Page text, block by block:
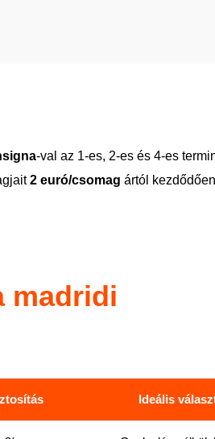
-val az 1-es, 2-es és 4-es
2 euró/csomag ártól
madridi
Ideális